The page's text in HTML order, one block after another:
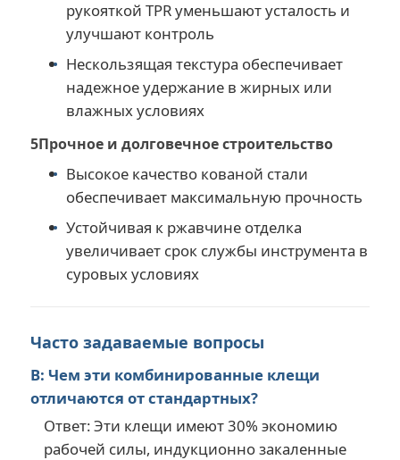
рукояткой TPR уменьшают усталость и
улучшают контроль
Нескользящая текстура обеспечивает
надежное удержание в жирных или
влажных условиях
5Прочное и долговечное строительство
Высокое качество кованой стали
обеспечивает максимальную прочность
Устойчивая к ржавчине отделка
увеличивает срок службы инструмента в
суровых условиях
Часто задаваемые вопросы
В: Чем эти комбинированные клещи
отличаются от стандартных?
Ответ: Эти клещи имеют 30% экономию
рабочей силы, индукционно закаленные